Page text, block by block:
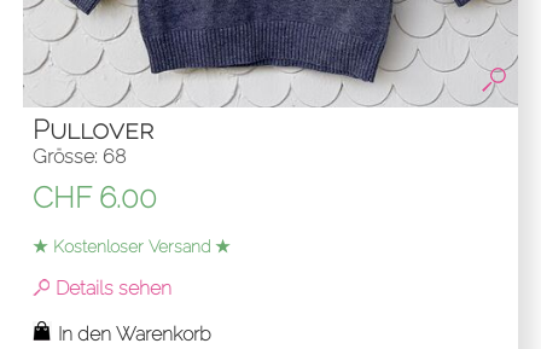
Pullover
Grösse: 68
CHF6.00
★ Kostenloser Versand ★
Details sehen